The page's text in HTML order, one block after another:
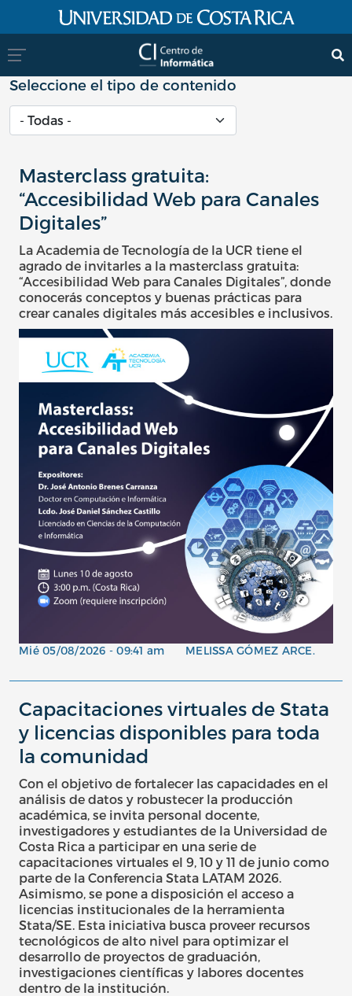
Pasar al contenido principal
Seleccione el tipo de contenido
Masterclass gratuita:
“Accesibilidad Web para Canales
Digitales”
La Academia de Tecnología de la UCR tiene el
agrado de invitarles a la masterclass gratuita:
“Accesibilidad Web para Canales Digitales”, donde
conocerás conceptos y buenas prácticas para
crear canales digitales más accesibles e inclusivos.
Mié 05/08/2026 - 09:41 am MELISSA GÓMEZ ARCE.
Capacitaciones virtuales de Stata
y licencias disponibles para toda
la comunidad
Con el objetivo de fortalecer las capacidades en el
análisis de datos y robustecer la producción
académica, se invita personal docente,
investigadores y estudiantes de la Universidad de
Costa Rica a participar en una serie de
capacitaciones virtuales el 9, 10 y 11 de junio como
parte de la Conferencia Stata LATAM 2026.
Asimismo, se pone a disposición el acceso a
licencias institucionales de la herramienta
Stata/SE. Esta iniciativa busca proveer recursos
tecnológicos de alto nivel para optimizar el
desarrollo de proyectos de graduación,
investigaciones científicas y labores docentes
dentro de la institución.